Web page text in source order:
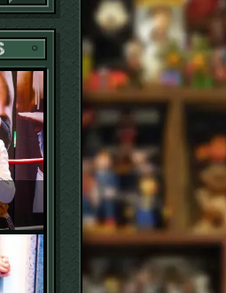
POPULAR ENTRIES